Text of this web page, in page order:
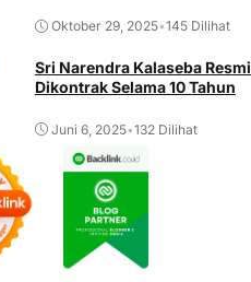
Oktober 29, 2025•145 Dilihat
Sri Narendra Kalaseba Resmi
Dikontrak Selama 10 Tahun
Juni 6, 2025•132 Dilihat